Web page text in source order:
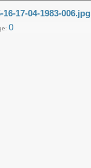
16-17-04-1983-006.jpg
0